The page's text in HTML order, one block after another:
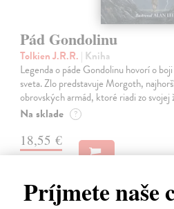
Príjmete naše
Pád Gondolinu
Tolkien J.R.R. | Kniha
Legenda o páde Gondolinu hovorí o
sveta. Zlo predstavuje Morgoth,
obrovských armád, ktoré riadi zo svojej
Na sklade ?
18,55 €